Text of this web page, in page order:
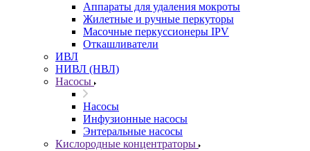
Аппараты для удаления мокроты
Жилетные и ручные перкуторы
Масочные перкуссионеры IPV
Откашливатели
ИВЛ
НИВЛ (НВЛ)
Насосы
Насосы
Инфузионные насосы
Энтеральные насосы
Кислородные концентраторы